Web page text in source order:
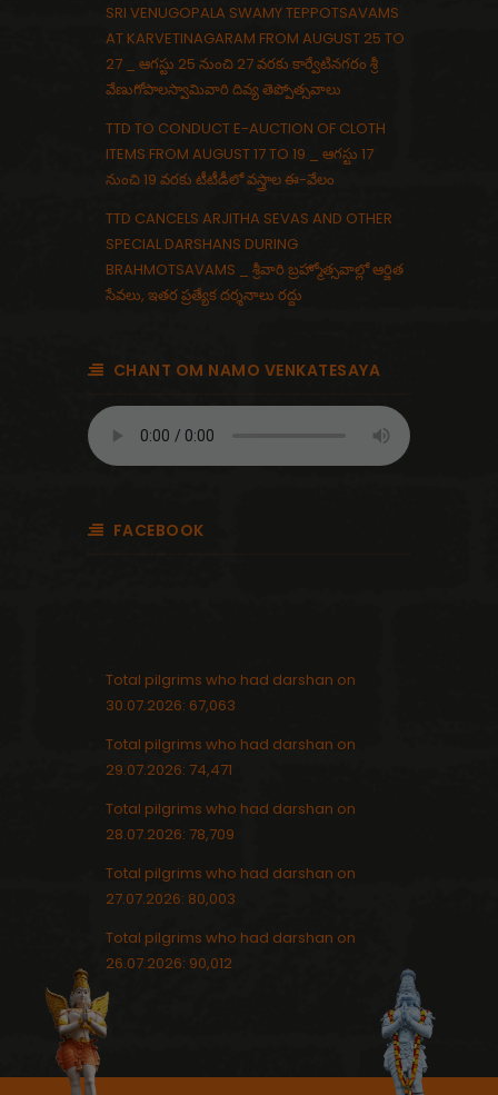
SRI VENUGOPALA SWAMY TEPPOTSAVAMS
AT KARVETINAGARAM FROM AUGUST 25 TO
27 _ ఆగస్టు 25 నుంచి 27 వరకు కార్వేటినగరం శ్రీ
వేణుగోపాలస్వామివారి దివ్య తెప్పోత్సవాలు
TTD TO CONDUCT E-AUCTION OF CLOTH
ITEMS FROM AUGUST 17 TO 19 _ ఆగస్టు 17
నుంచి 19 వరకు టీటీడీలో వస్త్రాల ఈ-వేలం
TTD CANCELS ARJITHA SEVAS AND OTHER
SPECIAL DARSHANS DURING
BRAHMOTSAVAMS _ శ్రీవారి బ్రహ్మోత్సవాల్లో ఆర్జిత
సేవలు, ఇతర ప్రత్యేక దర్శనాలు రద్దు
CHANT OM NAMO VENKATESAYA
FACEBOOK
Total pilgrims who had darshan on
30.07.2026: 67,063
Total pilgrims who had darshan on
29.07.2026: 74,471
Total pilgrims who had darshan on
28.07.2026: 78,709
Total pilgrims who had darshan on
27.07.2026: 80,003
Total pilgrims who had darshan on
26.07.2026: 90,012